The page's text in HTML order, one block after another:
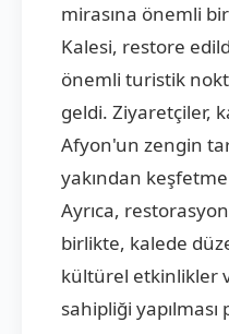
mirasına önemli
Kalesi, restore
önemli turistik
geldi. Ziyaretçiler,
Afyon'un zengin
yakından
Ayrıca,
birlikte, kalede
kültürel etkinlikler
sahipliği